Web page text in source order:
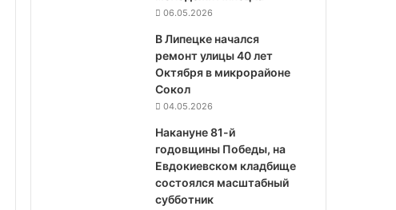
06.05.2026
В Липецке начался
ремонт улицы 40 лет
Октября в микрорайоне
Сокол
04.05.2026
Накануне 81-й
годовщины Победы, на
Евдокиевском кладбище
состоялся масштабный
субботник